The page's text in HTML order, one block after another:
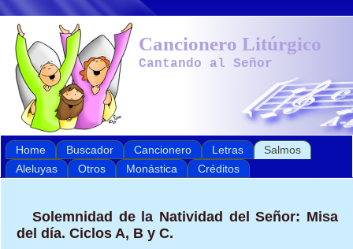
Cancionero Litúrgico
Cantando al Señor
Home Buscador Cancionero Letras
Salmos
Aleluyas
Otros Monástica Créditos
Solemnidad de la Natividad del Señor: Misa
del día. Ciclos A, B y C.